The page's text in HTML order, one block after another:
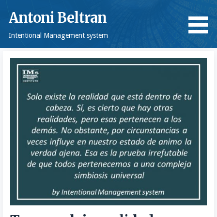
Antoni Beltran
Intentional Management system